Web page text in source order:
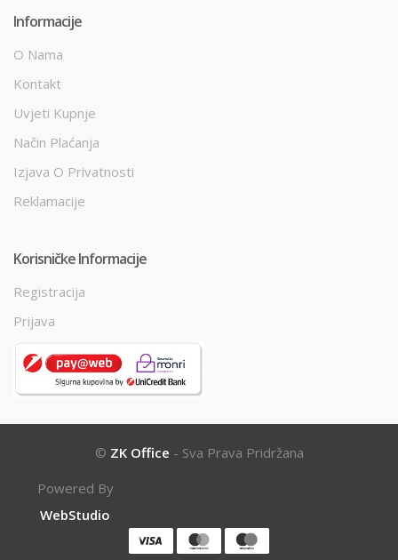
Informacije
O Nama
Kontakt
Uvjeti Kupnje
Način Plaćanja
Izjava O Privatnosti
Reklamacije
Korisničke Informacije
Registracija
Prijava
© ZK Office - Sva Prava Pridržana
Powered By
WebStudio